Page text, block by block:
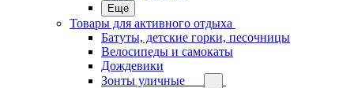
Еще
Товары для активного отдыха
Батуты, детские горки, песочницы
Велосипеды и самокаты
Дождевики
Зонты уличные